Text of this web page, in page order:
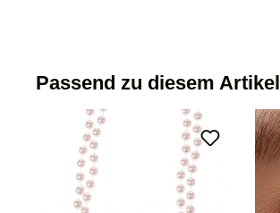
Passend zu diesem Artikel